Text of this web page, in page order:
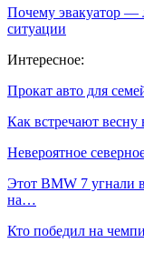
Почему эвакуатор —
ситуации
Интересное:
Прокат авто для
Как встречают весну
Невероятное
Этот BMW 7 угнали
на…
Кто победил на